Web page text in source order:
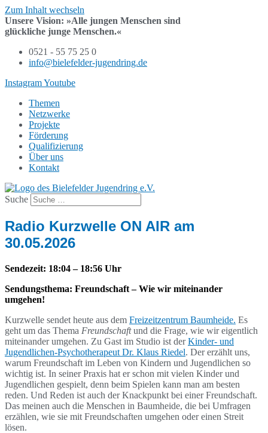
Zum Inhalt wechseln
Unsere Vision: »Alle jungen Menschen sind
glückliche junge Menschen.«
0521 - 55 75 25 0
info@bielefelder-jugendring.de
InstagramYoutube
Themen
Netzwerke
Projekte
Förderung
Qualifizierung
Über uns
Kontakt
Suche
Radio Kurzwelle ON AIR am
30.05.2026
Sendezeit: 18:04 – 18:56 Uhr
Sendungsthema: Freundschaft – Wie wir miteinander
umgehen!
Kurzwelle sendet heute aus dem Freizeitzentrum Baumheide. Es
geht um das Thema Freundschaftund die Frage, wie wir eigentlich
miteinander umgehen. Zu Gast im Studio ist derKinder- und
Jugendlichen-Psychotherapeut Dr. Klaus Riedel. Der erzählt uns,
warum Freundschaft im Leben von Kindern und Jugendlichen so
wichtig ist. In seiner Praxis hat er schon mit vielen Kinder und
Jugendlichen gespielt, denn beim Spielen kann man am besten
reden. Und Reden ist auch der Knackpunkt bei einer Freundschaft.
Das meinen auch die Menschen in Baumheide, die bei Umfragen
erzählen, wie sie mit Freundschaften umgehen oder einen Streit
lösen.